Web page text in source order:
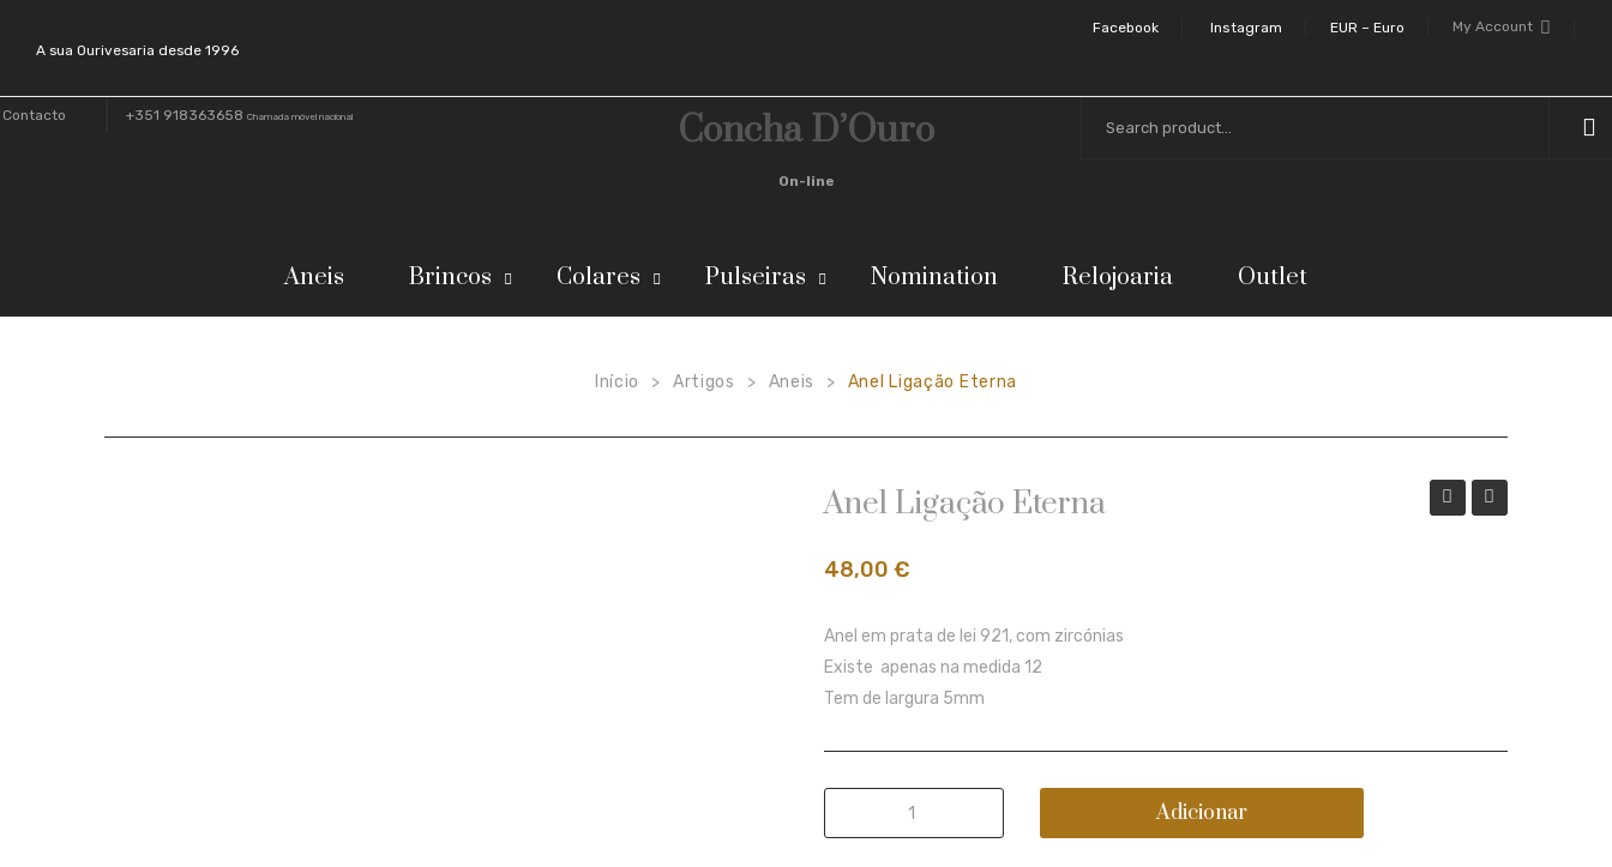
A sua Ourivesaria desde 1996
Facebook Instagram EUR – Euro My Account
Contacto +351 918363658 Chamada móvel nacional Concha D’Ouro
On-line
Aneis Brincos Colares Pulseiras Nomination Relojoaria Outlet
Início > Artigos > Aneis > Anel Ligação Eterna
Anel Ligação Eterna
48,00 €
Anel em prata de lei 921, com zircónias
Existe apenas na medida 12
Tem de largura 5mm
ligação
Adicionar